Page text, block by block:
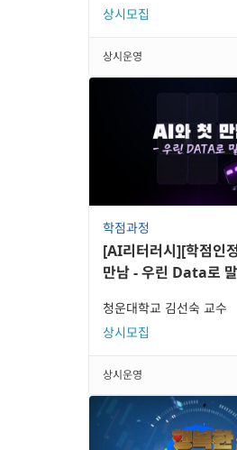
상시모집
상시운영
학점과정
[AI리터러시][학점인
만남 - 우린 Data로
청운대학교 김선숙 교수
상시모집
상시운영